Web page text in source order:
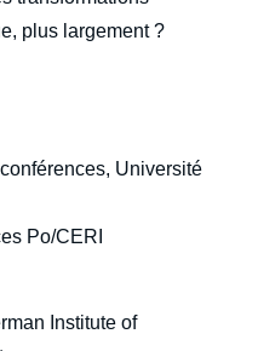
plus largement ?
Université
Po/CERI
Institute of